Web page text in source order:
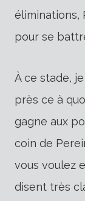
éliminations,
pour se
À ce stade,
près ce à
gagne aux
coin de
vous voulez
disent très